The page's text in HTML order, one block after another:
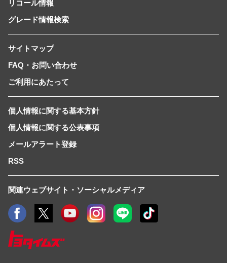
リコール情報
グレード情報検索
サイトマップ
FAQ・お問い合わせ
ご利用にあたって
個人情報に関する基本方針
個人情報に関する公表事項
メールアラート登録
RSS
関連ウェブサイト・ソーシャルメディア